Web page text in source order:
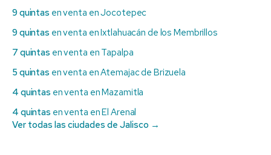
9 quintas en venta en Jocotepec
9 quintas en venta en Ixtlahuacán de los Membrillos
7 quintas en venta en Tapalpa
5 quintas en venta en Atemajac de Brizuela
4 quintas en venta en Mazamitla
4 quintas en venta en El Arenal
Ver todas las ciudades de Jalisco →